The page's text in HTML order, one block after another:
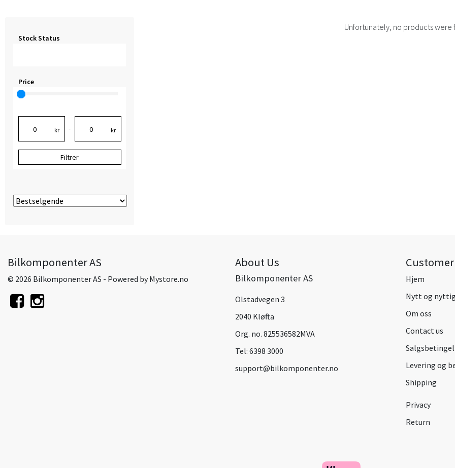
Stock Status
Price
kr - kr
Filtrer
Unfortunately, no products were
Bilkomponenter AS
© 2026 Bilkomponenter AS - Powered byMystore.no
About Us
Bilkomponenter AS
Olstadvegen 3
2040 Kløfta
Org. no. 825536582MVA
Tel: 6398 3000
support@bilkomponenter.no
Hjem
Nytt og nyttig
Om oss
Contact us
Levering og
Shipping
Privacy
Return